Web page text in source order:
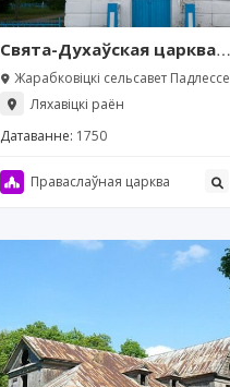
Свята-Духаўская царква
(Падлессе)
Жарабковіцкі сельсавет Падлессе
Ляхавіцкі раён
Датаванне: 1750
Праваслаўная царква